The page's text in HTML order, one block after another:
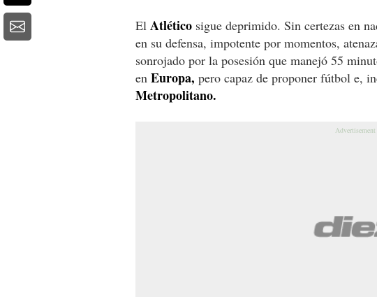
El Atlético sigue deprimido. Sin certezas en
en su defensa, impotente por momentos,
sonrojado por la posesión que manejó 55
en Europa, pero capaz de proponer fútbol e,
Metropolitano.